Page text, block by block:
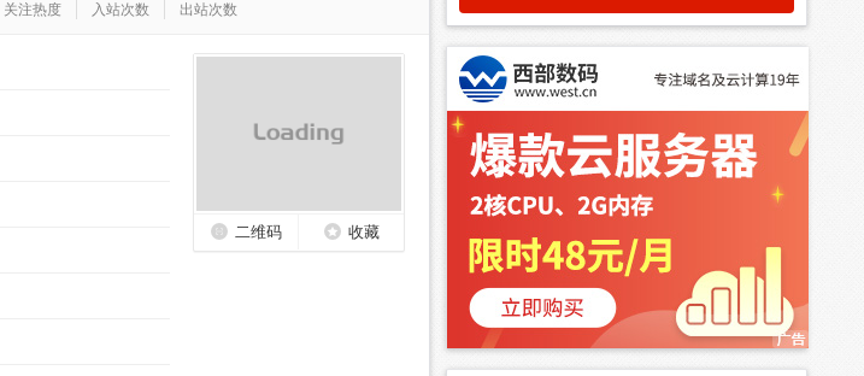
关注热度
入站次数
出站次数
二维码 收藏